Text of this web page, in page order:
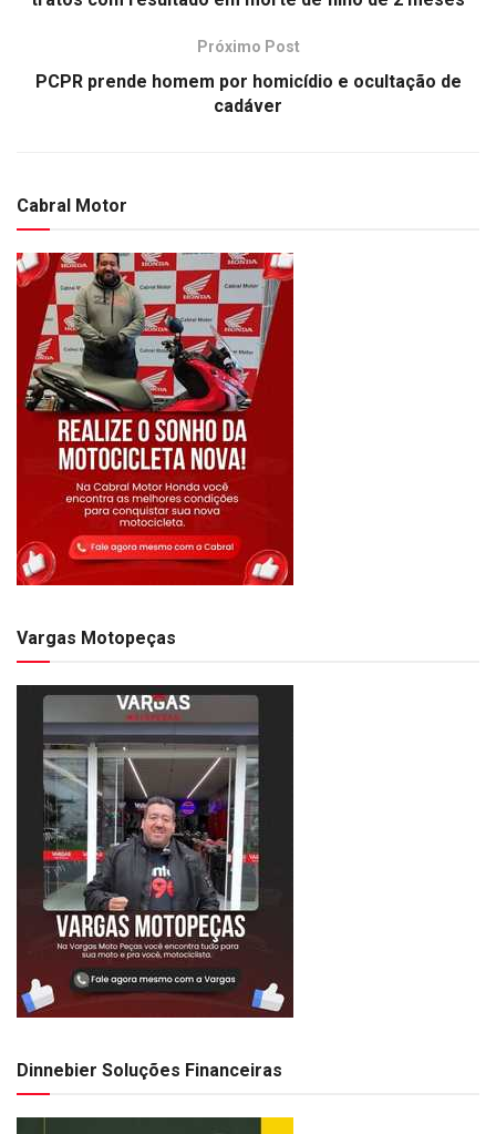
Próximo Post
PCPR prende homem por homicídio e ocultação de
cadáver
Cabral Motor
Vargas Motopeças
Dinnebier Soluções Financeiras